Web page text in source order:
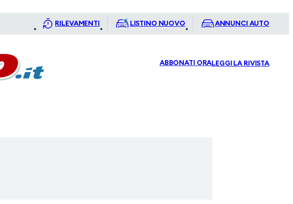
RILEVAMENTI LISTINO NUOVO ANNUNCI AUTO
ABBONATI ORALEGGI LA RIVISTA